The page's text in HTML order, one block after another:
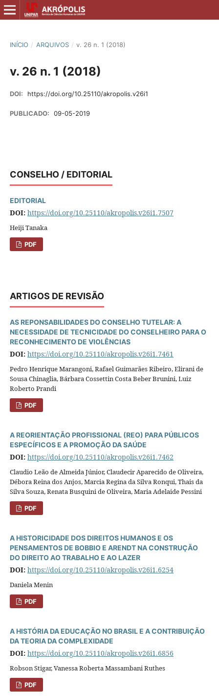
INÍCIO / ARQUIVOS / v. 26 n. 1 (2018)
v. 26 n. 1 (2018)
DOI: https://doi.org/10.25110/akropolis.v26i1
PUBLICADO: 09-05-2019
CONSELHO / EDITORIAL
EDITORIAL
DOI: https://doi.org/10.25110/akropolis.v26i1.7507
Heiji Tanaka
PDF
ARTIGOS DE REVISÃO
AS REPONSABILIDADES DO CONSELHO TUTELAR: A
NECESSIDADE DE TECNICIDADE DO CONSELHEIRO PARA O
RECONHECIMENTO DE VIOLÊNCIAS
DOI: https://doi.org/10.25110/akropolis.v26i1.7461
Pedro Henrique Marangoni, Rafael Guimarães Ribeiro, Elirani de
Sousa Chinaglia, Bárbara Cossettin Costa Beber Brunini, Luiz
Roberto Prandi
PDF
A REORIENTAÇÃO PROFISSIONAL (REO) PARA PÚBLICOS
ESPECÍFICOS E A PROMOÇÃO DA SAÚDE
DOI: https://doi.org/10.25110/akropolis.v26i1.7462
Claudio Leão de Almeida Júnior, Claudecir Aparecido de Oliveira,
Débora Reina dos Anjos, Marcia Regina da Silva Ronqui, Thais da
Silva Souza, Renata Busquini de Oliveira, Maria Adelaide Pessini
PDF
A HISTORICIDADE DOS DIREITOS HUMANOS E OS
PENSAMENTOS DE BOBBIO E ARENDT NA CONSTRUÇÃO
DO DIREITO AO TRABALHO E AO LAZER
DOI: https://doi.org/10.25110/akropolis.v26i1.6254
Daniela Menin
PDF
A HISTÓRIA DA EDUCAÇÃO NO BRASIL E A CONTRIBUIÇÃO
DA TEORIA DA COMPLEXIDADE
DOI: https://doi.org/10.25110/akropolis.v26i1.6856
Robson Stigar, Vanessa Roberta Massambani Ruthes
PDF